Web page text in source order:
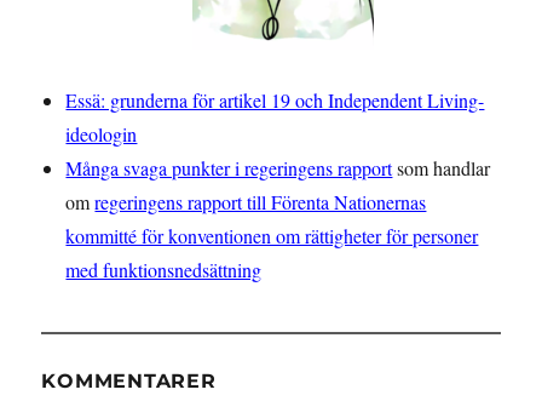
Essä: grunderna för artikel 19 och Independent Living-
ideologin
Många svaga punkter i regeringens rapportsom handlar
omregeringens rapport till Förenta Nationernas
kommitté för konventionen om rättigheter för personer
med funktionsnedsättning
KOMMENTARER